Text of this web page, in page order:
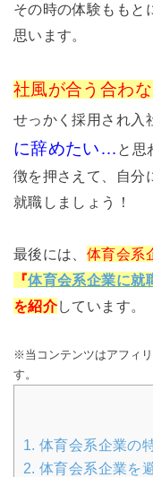
その時の体験ももと
思います。
社風が合う合わ
せっかく採用され入
に辞めたい… と思
徴を押さえて、自分
就職しましょう！
最後には、 体育会系
『体育会系企業に就
を紹介しています。
※当コンテンツはアフィ
す。
1. 体育会系企業の
2. 体育会系企業を